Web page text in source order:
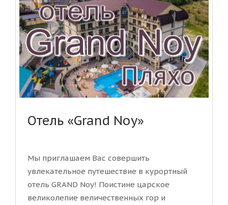
Отель «Grand Noy»
Мы приглашаем Вас совершить
увлекательное путешествие в курортный
отель GRAND Noy! Поистине царское
великолепие величественных гор и